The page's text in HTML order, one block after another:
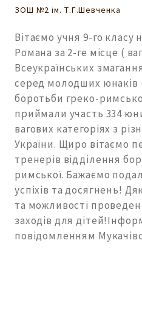
ЗОШ №2 ім. Т.Г.Шевченка
Вітаємо учня 9-го класу
Романа за 2-ге місце (
Всеукраїнських
серед молодших юнаків
боротьби греко-
приймали участь 334
вагових категоріях з
України. Щиро вітаємо
тренерів відділення
римської. Бажаємо
успіхів та досягнень!
та можливості
заходів для
повідомленням